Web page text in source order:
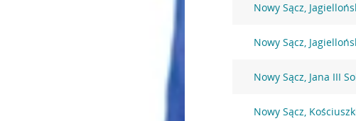
Nowy Sącz,
Nowy Sącz,
Nowy Sącz, Jana III
Nowy Sącz,